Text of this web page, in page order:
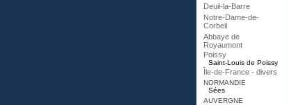
Deuil-la-Barre
Notre-Dame-de-
Corbeil
Abbaye de
Royaumont
Poissy
Saint-Louis de Poissy
Île-de-France - divers
NORMANDIE
Sées
AUVERGNE